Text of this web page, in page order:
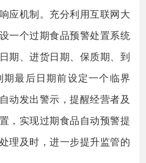
机制。充分利用互联网大
一个过期食品预警处置系统
期、进货日期、保质期、到
最后日期前设定一个临界
动发出警示，提醒经营者及
，实现过期食品自动预警提
理及时，进一步提升监管的